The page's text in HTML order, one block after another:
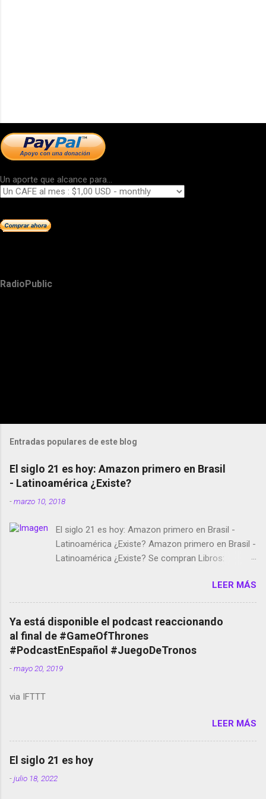
Un aporte que alcance para...
RadioPublic
Entradas populares de este blog
El siglo 21 es hoy: Amazon primero en Brasil
- Latinoamérica ¿Existe?
-marzo 10, 2018
El siglo 21 es hoy: Amazon primero en Brasil -
Latinoamérica ¿Existe? Amazon primero en Brasil -
Latinoamérica ¿Existe? Se compran Libros:
temporada de Black Mirror Twitter deja de verificar
cuentas Responden los fotógrafos Brian May y el
copyright en Instagram Música y vídeo selfies en la
red social Riddley Scott saca a Kevin Spacey de su
película Francisco regaña a los que usan el
smartphone en sus misas La serie de la Tierra
Media GoBee - StartUp de bicicletas de alquiler
Live Photos en Google Photos Llegando Partimos
Dictados en Android El tamaño y su importancia...
LEER MÁS
Ya está disponible el podcast reaccionando
al final de #GameOfThrones
#PodcastEnEspañol #JuegoDeTronos
-mayo 20, 2019
via IFTTT
LEER MÁS
El siglo 21 es hoy
-julio 18, 2022